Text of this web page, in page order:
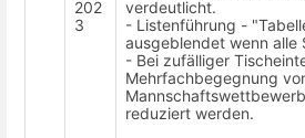
202
3
verdeutlicht.
- Listenführung -
ausgeblendet wenn alle
- Bei zufälliger
Mehrfachbegegnung
reduziert werden.